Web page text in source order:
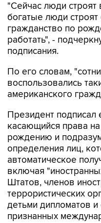
"Сейчас люди строят
богатые люди строят
гражданство по
работать", -
подписания.
По его словам,
воспользовались
американского
Президент подписал
касающийся права
рождению и
определения лиц,
автоматическое
включая
Штатов, членов
террористических
детьми дипломатов и
признанных